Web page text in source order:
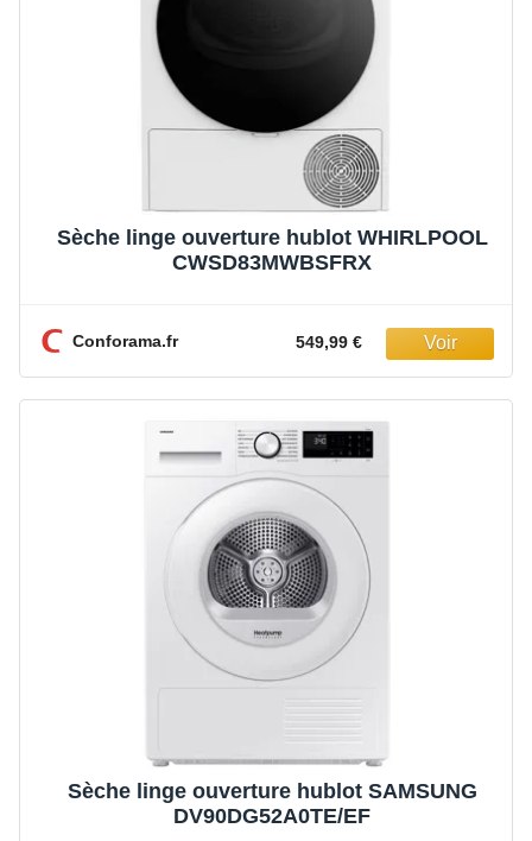
Sèche linge ouverture hublot WHIRLPOOL
CWSD83MWBSFRX
Conforama.fr 549,99 €
Sèche linge ouverture hublot SAMSUNG
DV90DG52A0TE/EF